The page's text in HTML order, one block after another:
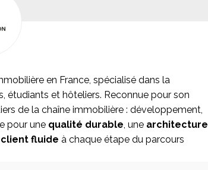
en France, spécialisé dans la
étudiants et hôteliers. Reconnue pour son
de la chaîne immobilière : développement,
pour une qualité durable, une architecture
fluide à chaque étape du parcours